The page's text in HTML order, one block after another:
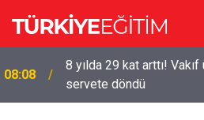
08:08
8 yılda 29 kat arttı!
servete döndü